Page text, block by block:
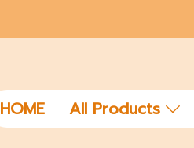
HOME All Products